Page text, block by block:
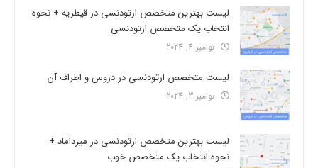
لیست بهترین متخصص ارتودنسی در قیطریه + نحوه
انتخاب یک متخصص ارتودنسی
نوامبر 4, 2024
لیست متخصص ارتودنسی در دروس و اطراف آن
نوامبر 3, 2024
لیست بهترین متخصص ارتودنسی در میرداماد +
نحوه انتخاب یک متخصص خوب